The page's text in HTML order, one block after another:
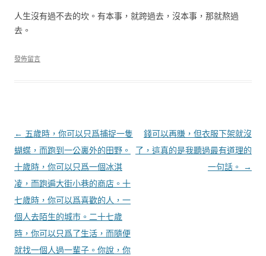
人生沒有過不去的坎。有本事，就跨過去，沒本事，那就熬過
去。
發佈留言
文章導覽
← 五歲時，你可以只爲捕捉一隻
蝴蝶，而跑到一公裏外的田野。
十歲時，你可以只爲一個冰淇
凌，而跑遍大街小巷的商店。十
七歲時，你可以爲喜歡的人，一
個人去陌生的城市。二十七歲
時，你可以只爲了生活，而隨便
就找一個人過一輩子。你說，你
錢可以再賺，但衣服下架就沒
了，這真的是我聽過最有道理的
一句話。
→